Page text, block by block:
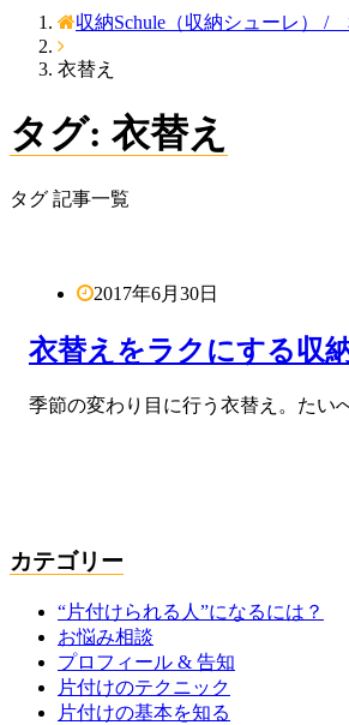
収納Schule（収納シューレ）
衣替え
タグ: 衣替え
タグ 記事一覧
2017年6月30日
衣替えをラクにする収
季節の変わり目に行う衣替え。たい
カテゴリー
“片付けられる人”になるには？
お悩み相談
プロフィール & 告知
片付けのテクニック
片付けの基本を知る